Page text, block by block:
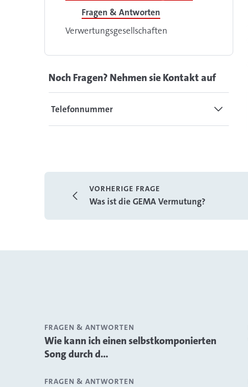
Fragen & Antworten
Verwertungsgesellschaften
Noch Fragen? Nehmen sie Kontakt auf
Telefonnummer
VORHERIGE FRAGE
Was ist die GEMA Vermutung?
FRAGEN & ANTWORTEN
Wie kann ich einen selbstkomponierten
Song durch d...
FRAGEN & ANTWORTEN